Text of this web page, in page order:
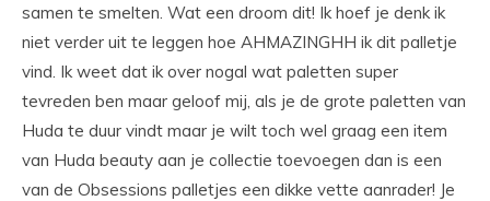
samen te smelten. Wat een droom dit! Ik hoef je denk ik
niet verder uit te leggen hoe AHMAZINGHH ik dit palletje
vind. Ik weet dat ik over nogal wat paletten super
tevreden ben maar geloof mij, als je de grote paletten van
Huda te duur vindt maar je wilt toch wel graag een item
van Huda beauty aan je collectie toevoegen dan is een
van de Obsessions palletjes een dikke vette aanrader! Je